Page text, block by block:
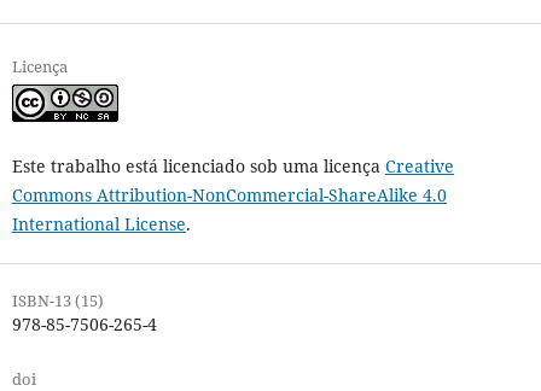
Licença
Este trabalho está licenciado sob uma licença Creative
Commons Attribution-NonCommercial-ShareAlike 4.0
International License.
ISBN-13 (15)
978-85-7506-265-4
doi